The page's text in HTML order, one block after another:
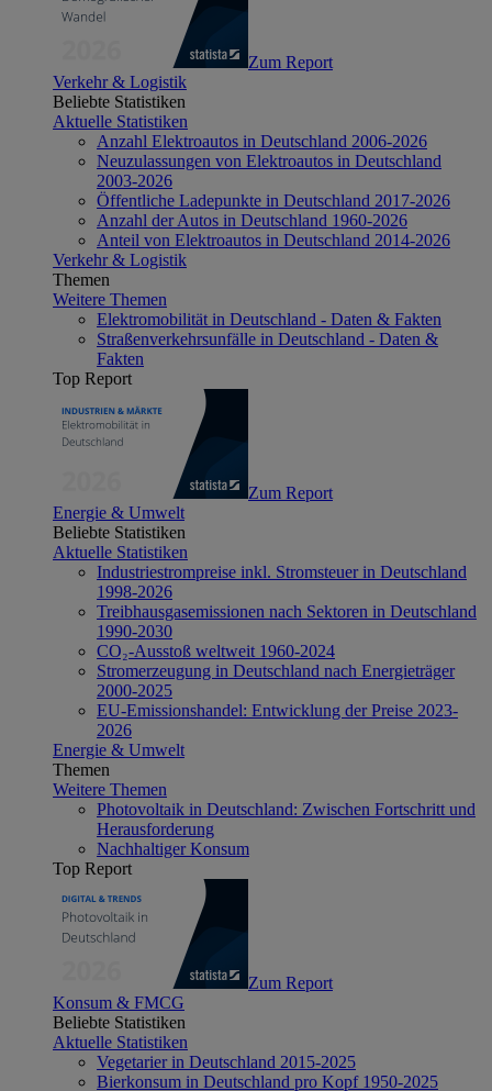
Zum Report
Verkehr & Logistik
Beliebte Statistiken
Aktuelle Statistiken
Anzahl Elektroautos in Deutschland 2006-2026
Neuzulassungen von Elektroautos in Deutschland
2003-2026
Öffentliche Ladepunkte in Deutschland 2017-2026
Anzahl der Autos in Deutschland 1960-2026
Anteil von Elektroautos in Deutschland 2014-2026
Verkehr & Logistik
Themen
Weitere Themen
Elektromobilität in Deutschland - Daten & Fakten
Straßenverkehrsunfälle in Deutschland - Daten &
Fakten
Top Report
Zum Report
Energie & Umwelt
Beliebte Statistiken
Aktuelle Statistiken
Industriestrompreise inkl. Stromsteuer in Deutschland
1998-2026
Treibhausgasemissionen nach Sektoren in Deutschland
1990-2030
CO₂-Ausstoß weltweit 1960-2024
Stromerzeugung in Deutschland nach Energieträger
2000-2025
EU-Emissionshandel: Entwicklung der Preise 2023-
2026
Energie & Umwelt
Themen
Weitere Themen
Photovoltaik in Deutschland: Zwischen Fortschritt und
Herausforderung
Nachhaltiger Konsum
Top Report
Zum Report
Konsum & FMCG
Beliebte Statistiken
Aktuelle Statistiken
Vegetarier in Deutschland 2015-2025
Bierkonsum in Deutschland pro Kopf 1950-2025